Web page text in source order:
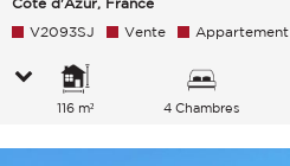
Cote d'Azur, France
V2093SJ Vente Appartement
116 m² 4 Chambres